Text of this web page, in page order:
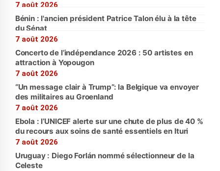
7 août 2026
Bénin : l'ancien président Patrice Talon élu à la tête
du Sénat
7 août 2026
Concerto de l’indépendance 2026 : 50 artistes en
attraction à Yopougon
7 août 2026
“Un message clair à Trump”: la Belgique va envoyer
des militaires au Groenland
7 août 2026
Ebola : l’UNICEF alerte sur une chute de plus de 40 %
du recours aux soins de santé essentiels en Ituri
7 août 2026
Uruguay : Diego Forlán nommé sélectionneur de la
Celeste